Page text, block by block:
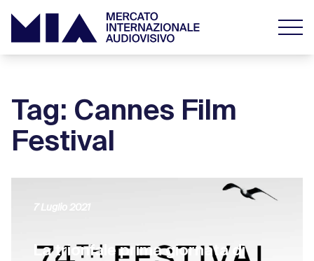
Tag: Cannes Film
Festival
La trionfale prima giornata di
7 Luglio 2021